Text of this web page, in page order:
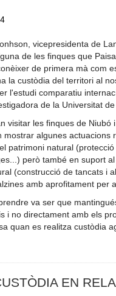
vicepresidenta de
de les finques que
de primera mà com
la custòdia del territori al
l'estudi comparatiu
de la Universitat
visitar les finques de Niubó
mostrar algunes actuacions
patrimoni natural
però també en suport al
(construcció de tancats i
amb aprofitament per
va ser que
i no directament amb els
quan es realitza custòdia
EN